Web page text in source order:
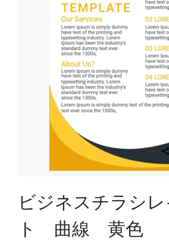
ビジネスチラシ
ト 曲線 黄色